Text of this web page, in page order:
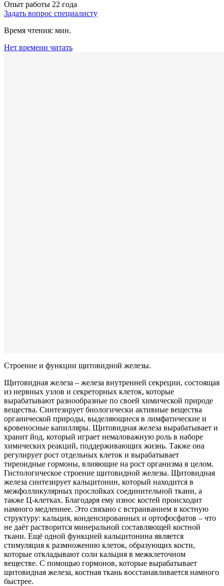
Опыт работы 22 года
Задать вопрос специалисту
Время чтения: мин.
Нет времени читать
Строение и функции щитовидной железы.
Щитовидная железа – железа внутренней секреции, состоящая
из нервных узлов и секреторных клеток, которые
вырабатывают разнообразные по своей химической природе
вещества. Синтезирует биологически активные вещества
органической природы, выделяющиеся в лимфатические и
кровеносные капилляры. Щитовидная железа вырабатывает и
хранит йод, который играет немаловажную роль в наборе
химических реакций, поддерживающих жизнь. Также она
регулирует рост отдельных клеток и вырабатывает
тиреоидные гормоны, влияющие на рост организма в целом.
Гистологическое строение щитовидной железы. Щитовидная
железа синтезирует кальцитонин, который находится в
межфолликулярных прослойках соединительной ткани, а
также Ц-клетках. Благодаря ему износ костей происходит
намного медленнее. Это связано с встраиванием в костную
структуру: кальция, конденсированных и ортофосфатов – что
не даёт растворится минеральной составляющей костной
ткани. Ещё одной функцией кальцитонина является
стимуляция к размножению клеток, образующих кости,
которые откладывают соли кальция в межклеточном
веществе. С помощью гормонов, которые вырабатывает
щитовидная железа, костная ткань восстанавливается намного
быстрее.